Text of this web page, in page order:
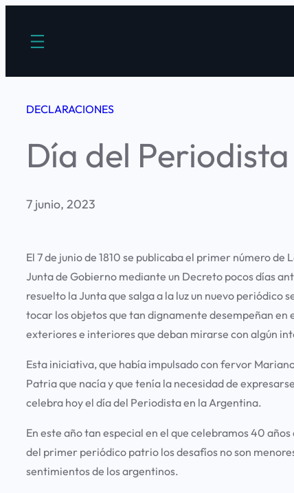
DECLARACIONES
Día del
7 junio, 2023
El 7 de junio de 1810 se publicaba el primer número
Junta de Gobierno mediante un Decreto pocos días
resuelto la Junta que salga a la luz un nuevo periódico
tocar los objetos que tan dignamente desempeñan
exteriores e interiores que deban mirarse con algún
Esta iniciativa, que había impulsado con fervor
Patria que nacía y que tenía la necesidad de
celebra hoy el día del Periodista en la Argentina.
En este año tan especial en el que celebramos 40
del primer periódico patrio los desafíos no son
sentimientos de los argentinos.